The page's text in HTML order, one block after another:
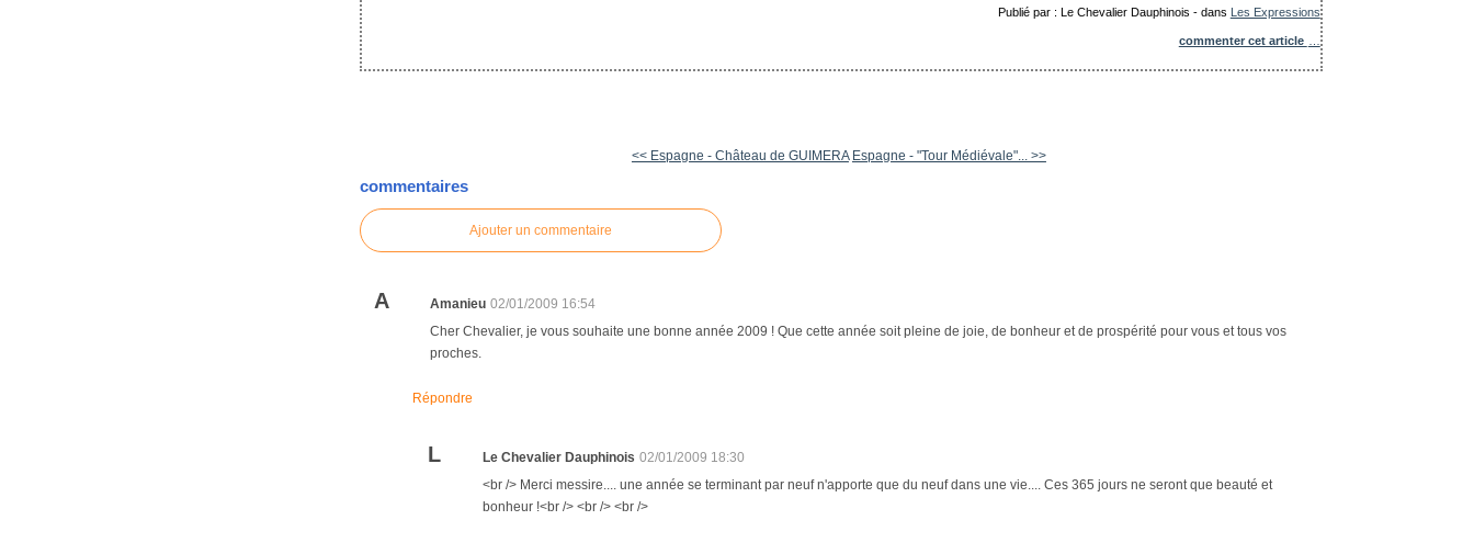
Publié par : Le Chevalier Dauphinois -dans Les Expressions
commenter cet article
<< Espagne - Château de GUIMERA Espagne - "Tour Médiévale"... >>
commentaires
Ajouter un commentaire
A Amanieu 02/01/2009 16:54
Cher Chevalier, je vous souhaite une bonne année 2009 ! Que cette année soit pleine de joie, de bonheur et de prospérité pour vous et tous vos
proches.
Répondre
L Le Chevalier Dauphinois 02/01/2009 18:30
<br /> Merci messire.... une année se terminant par neuf n'apporte que du neuf dans une vie.... Ces 365 jours ne seront que beauté et
bonheur !<br /> <br /> <br />